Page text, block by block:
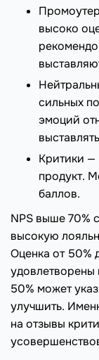
высоко
сильных
эмоций
Критики —
продукт.
баллов.
NPS выше 70%
высокую
Оценка от 50%
удовлетворены
50% может
улучшить.
на отзывы